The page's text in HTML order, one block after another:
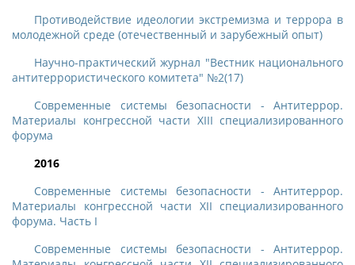
Противодействие идеологии экстремизма и террора в
молодежной среде (отечественный и зарубежный опыт)
Научно-практический журнал "Вестник национального
антитеррористического комитета" №2(17)
Современные системы безопасности - Антитеррор.
Материалы конгрессной части XIII специализированного
форума
2016
Современные системы безопасности - Антитеррор.
Материалы конгрессной части XII специализированного
форума. Часть I
Современные системы безопасности - Антитеррор.